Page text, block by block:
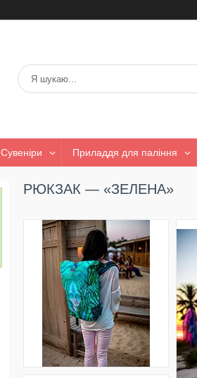
Сувеніри Приладдя для паління
РЮКЗАК — «ЗЕЛЕНА»